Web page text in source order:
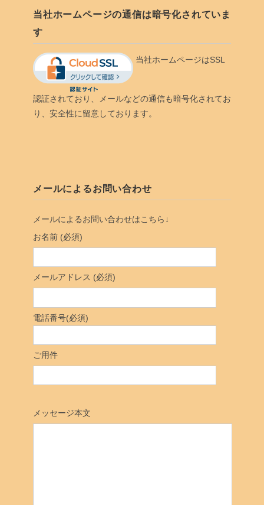
当社ホームページの通信は暗号化されていま
す
当社ホームページはSSL
認証されており、メールなどの通信も暗号化されてお
り、安全性に留意しております。
メールによるお問い合わせ
メールによるお問い合わせはこちら↓
お名前 (必須)
メールアドレス (必須)
電話番号(必須)
ご用件
メッセージ本文